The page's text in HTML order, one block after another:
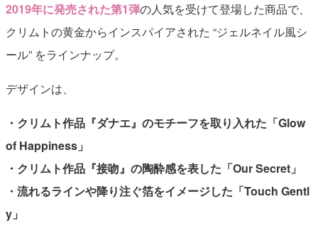
2019年に発売された第1弾の人気を受けて登場した商品で、
クリムトの黄金からインスパイアされた “ジェルネイル風シ
ール” をラインナップ。
デザインは、
・クリムト作品『ダナエ』のモチーフを取り入れた「Glow
of Happiness」
・クリムト作品『接吻』の陶酔感を表した「Our Secret」
・流れるラインや降り注ぐ箔をイメージした「Touch Gentl
y」